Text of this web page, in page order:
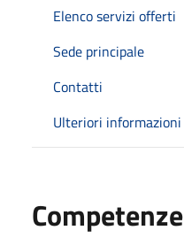
Elenco servizi offerti
Sede principale
Contatti
Ulteriori informazioni
Competenze